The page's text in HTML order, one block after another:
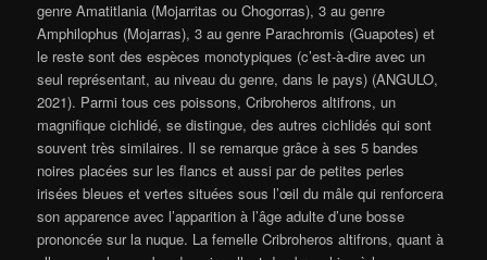
genre Amatitlania (Mojarritas ou Chogorras), 3 au genre
Amphilophus (Mojarras), 3 au genre Parachromis (Guapotes) et
le reste sont des espèces monotypiques (c’est-à-dire avec un
seul représentant, au niveau du genre, dans le pays) (ANGULO,
2021). Parmi tous ces poissons, Cribroheros altifrons, un
magnifique cichlidé, se distingue, des autres cichlidés qui sont
souvent très similaires. Il se remarque grâce à ses 5 bandes
noires placées sur les flancs et aussi par de petites perles
irisées bleues et vertes situées sous l’œil du mâle qui renforcera
son apparence avec l’apparition à l’âge adulte d’une bosse
prononcée sur la nuque. La femelle Cribroheros altifrons, quant à